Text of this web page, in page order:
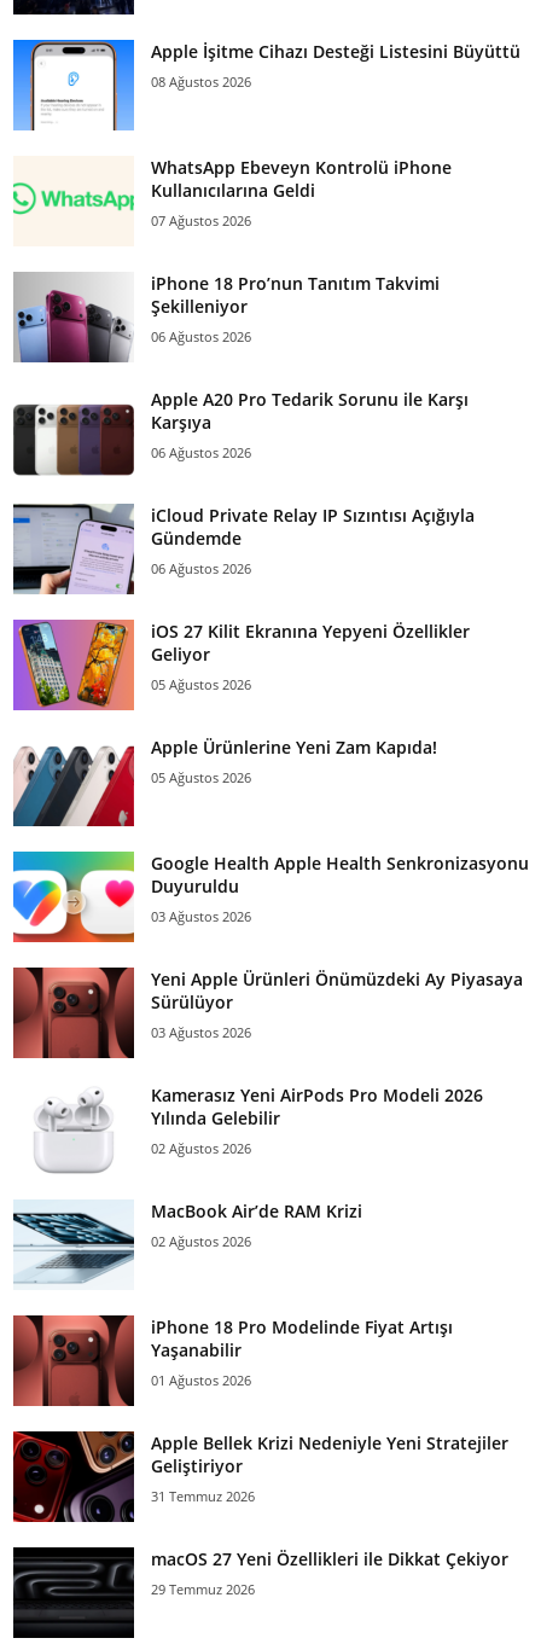
Apple İşitme Cihazı Desteği Listesini Büyüttü
08 Ağustos 2026
WhatsApp Ebeveyn Kontrolü iPhone
Kullanıcılarına Geldi
07 Ağustos 2026
iPhone 18 Pro’nun Tanıtım Takvimi
Şekilleniyor
06 Ağustos 2026
Apple A20 Pro Tedarik Sorunu ile Karşı
Karşıya
06 Ağustos 2026
iCloud Private Relay IP Sızıntısı Açığıyla
Gündemde
06 Ağustos 2026
iOS 27 Kilit Ekranına Yepyeni Özellikler
Geliyor
05 Ağustos 2026
Apple Ürünlerine Yeni Zam Kapıda!
05 Ağustos 2026
Google Health Apple Health Senkronizasyonu
Duyuruldu
03 Ağustos 2026
Yeni Apple Ürünleri Önümüzdeki Ay Piyasaya
Sürülüyor
03 Ağustos 2026
Kamerasız Yeni AirPods Pro Modeli 2026
Yılında Gelebilir
02 Ağustos 2026
MacBook Air’de RAM Krizi
02 Ağustos 2026
iPhone 18 Pro Modelinde Fiyat Artışı
Yaşanabilir
01 Ağustos 2026
Apple Bellek Krizi Nedeniyle Yeni Stratejiler
Geliştiriyor
31 Temmuz 2026
macOS 27 Yeni Özellikleri ile Dikkat Çekiyor
29 Temmuz 2026